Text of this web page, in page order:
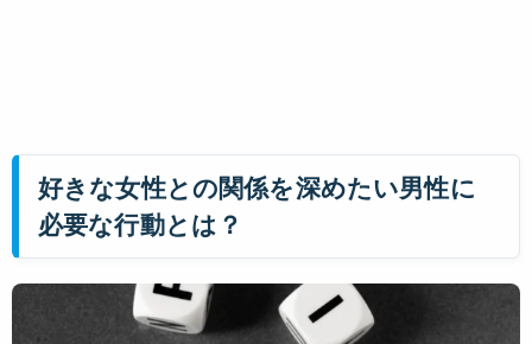
好きな女性との関係を深めたい男性に
必要な行動とは？